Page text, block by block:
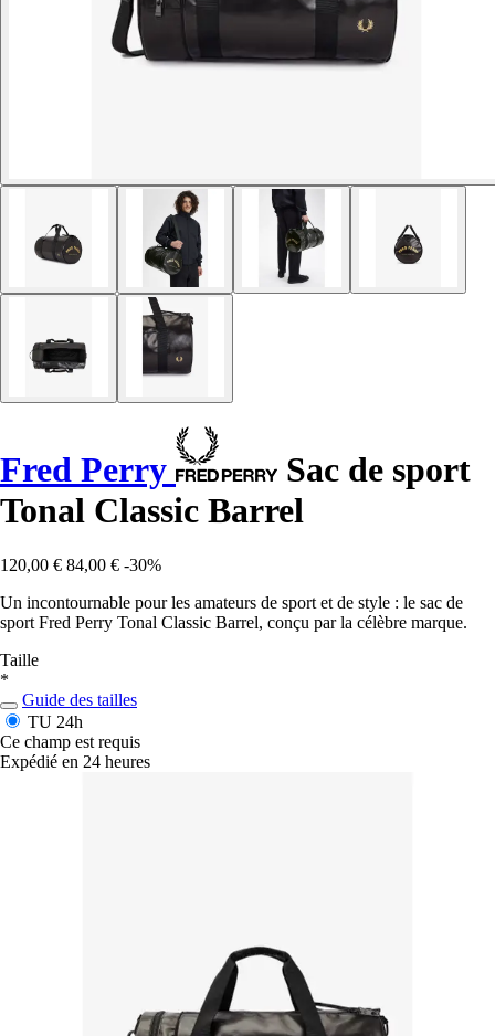
Fred Perry
Sac de sport
Tonal Classic Barrel
120,00 € 84,00 € -30%
Un incontournable pour les amateurs de sport et de style : le sac de
sport Fred Perry Tonal Classic Barrel, conçu par la célèbre marque.
Taille
*
Guide des tailles
TU 24h
Ce champ est requis
Expédié en 24 heures